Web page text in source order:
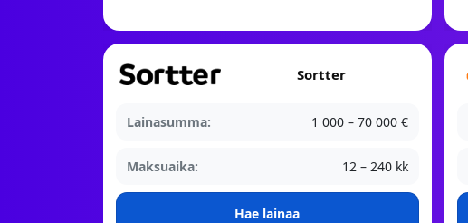
Sortter
Lainasumma: 1 000 – 70 000 €
Maksuaika: 12 – 240 kk
Hae lainaa